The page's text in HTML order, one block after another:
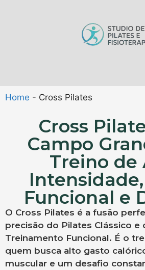
Home - Cross Pilates
Cross
Campo
Treino de
Funcional e
O Cross Pilates é a fusão
precisão do Pilates Clássico e
Treinamento Funcional. É o
quem busca alto gasto
muscular e um desafio